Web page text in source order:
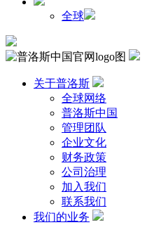
全球
关于普洛斯
全球网络
普洛斯中国
管理团队
企业文化
财务政策
公司治理
加入我们
联系我们
我们的业务